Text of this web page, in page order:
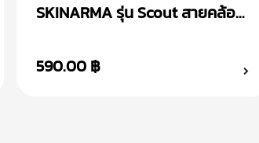
SKINARMA รุ่น Scout สายคล้อง
590.00 ฿